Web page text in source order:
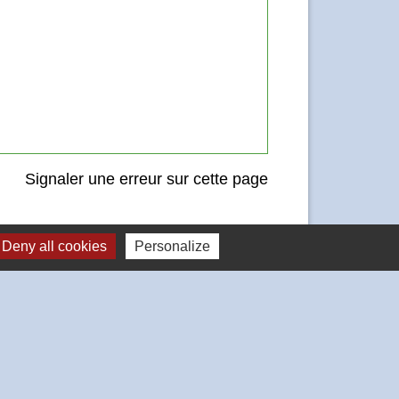
Signaler une erreur sur cette page
Deny all cookies Personalize